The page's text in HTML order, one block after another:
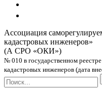
Ассоциация
кадастровых инженеров»
(А СРО «ОКИ»)
№ 010 в государственном
кадастровых инженеров (дата